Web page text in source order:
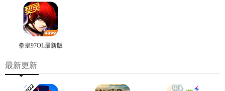
拳皇97OL最新版
最新更新